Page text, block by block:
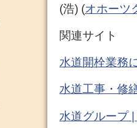
(浩) (オホーツ
関連サイト
水道開栓業務
水道工事・修
水道グループ